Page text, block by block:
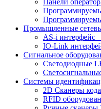
Панели
Промышленные
AS-i интерфейс
IO-Link
Сигнальное
Светодиодные
Системы
2D Сканеры
RFID